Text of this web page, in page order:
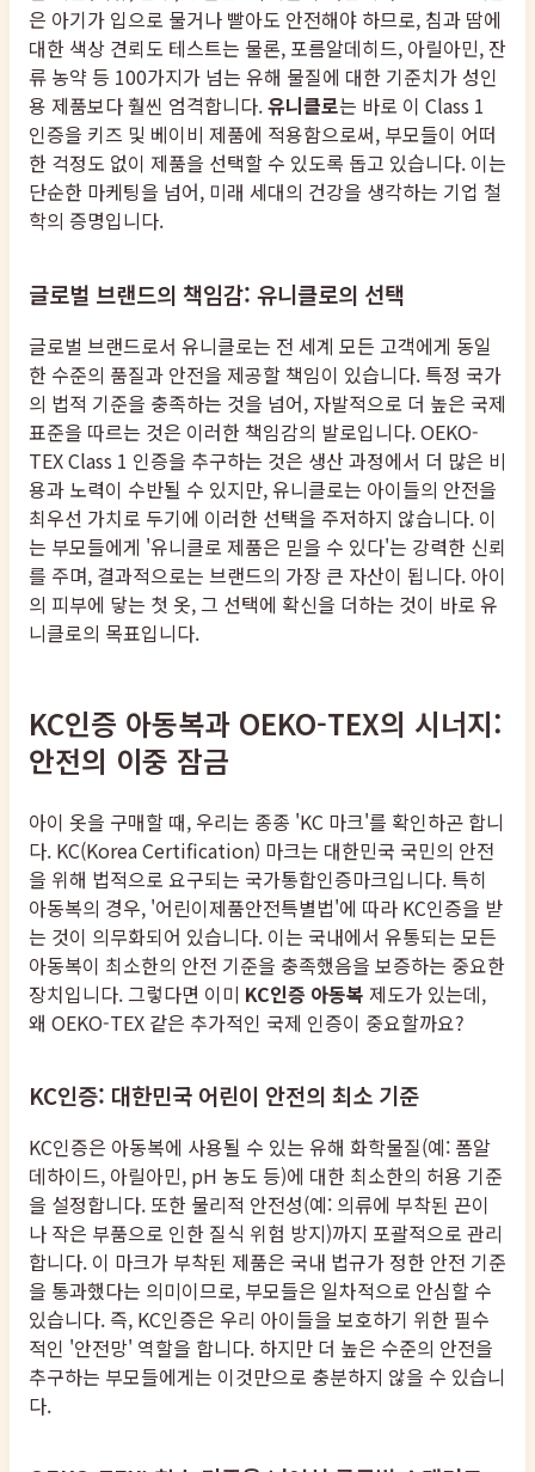
은 아기가 입으로 물거나 빨아도 안전해야 하므로, 침과 땀에
대한 색상 견뢰도 테스트는 물론, 포름알데히드, 아릴아민, 잔
류 농약 등 100가지가 넘는 유해 물질에 대한 기준치가 성인
용 제품보다 훨씬 엄격합니다.유니클로는 바로 이 Class 1
인증을 키즈 및 베이비 제품에 적용함으로써, 부모들이 어떠
한 걱정도 없이 제품을 선택할 수 있도록 돕고 있습니다. 이는
단순한 마케팅을 넘어, 미래 세대의 건강을 생각하는 기업 철
학의 증명입니다.
글로벌 브랜드의 책임감: 유니클로의 선택
글로벌 브랜드로서 유니클로는 전 세계 모든 고객에게 동일
한 수준의 품질과 안전을 제공할 책임이 있습니다. 특정 국가
의 법적 기준을 충족하는 것을 넘어, 자발적으로 더 높은 국제
표준을 따르는 것은 이러한 책임감의 발로입니다. OEKO-
TEX Class 1 인증을 추구하는 것은 생산 과정에서 더 많은 비
용과 노력이 수반될 수 있지만, 유니클로는 아이들의 안전을
최우선 가치로 두기에 이러한 선택을 주저하지 않습니다. 이
는 부모들에게 '유니클로 제품은 믿을 수 있다'는 강력한 신뢰
를 주며, 결과적으로는 브랜드의 가장 큰 자산이 됩니다. 아이
의 피부에 닿는 첫 옷, 그 선택에 확신을 더하는 것이 바로 유
니클로의 목표입니다.
KC인증 아동복과 OEKO-TEX의 시너지:
안전의 이중 잠금
아이 옷을 구매할 때, 우리는 종종 'KC 마크'를 확인하곤 합니
다. KC(Korea Certification) 마크는 대한민국 국민의 안전
을 위해 법적으로 요구되는 국가통합인증마크입니다. 특히
아동복의 경우, '어린이제품안전특별법'에 따라 KC인증을 받
는 것이 의무화되어 있습니다. 이는 국내에서 유통되는 모든
아동복이 최소한의 안전 기준을 충족했음을 보증하는 중요한
장치입니다. 그렇다면 이미 KC인증 아동복 제도가 있는데,
왜 OEKO-TEX 같은 추가적인 국제 인증이 중요할까요?
KC인증: 대한민국 어린이 안전의 최소 기준
KC인증은 아동복에 사용될 수 있는 유해 화학물질(예: 폼알
데하이드, 아릴아민, pH 농도 등)에 대한 최소한의 허용 기준
을 설정합니다. 또한 물리적 안전성(예: 의류에 부착된 끈이
나 작은 부품으로 인한 질식 위험 방지)까지 포괄적으로 관리
합니다. 이 마크가 부착된 제품은 국내 법규가 정한 안전 기준
을 통과했다는 의미이므로, 부모들은 일차적으로 안심할 수
있습니다. 즉, KC인증은 우리 아이들을 보호하기 위한 필수
적인 '안전망' 역할을 합니다. 하지만 더 높은 수준의 안전을
추구하는 부모들에게는 이것만으로 충분하지 않을 수 있습니
다.